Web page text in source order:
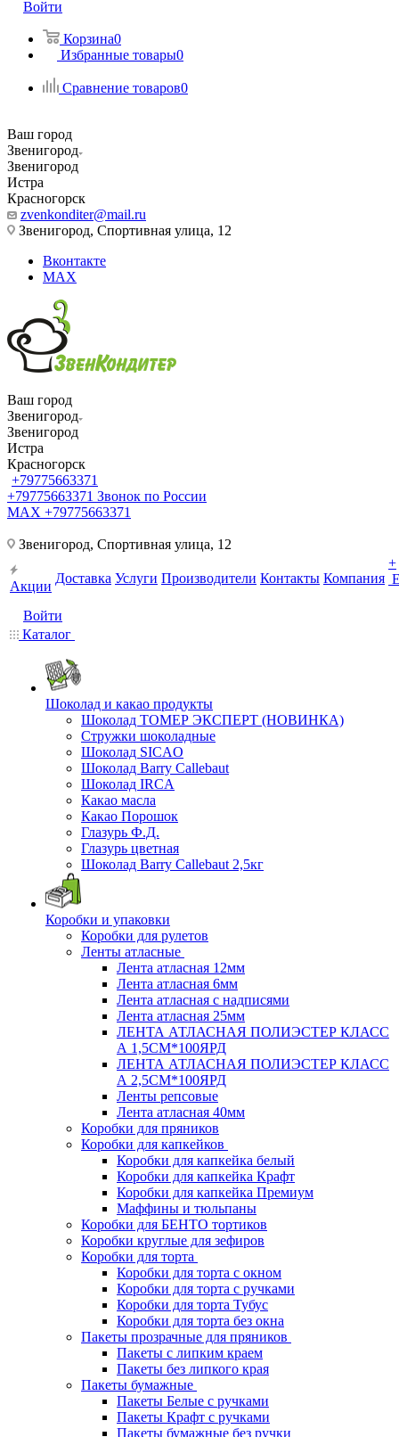
Войти
Корзина0
Избранные товары0
Сравнение товаров0
Ваш город
Звенигород
Звенигород
Истра
Красногорск
zvenkonditer@mail.ru
Звенигород, Спортивная улица, 12
Вконтакте
MAX
Ваш город
Звенигород
Звенигород
Истра
Красногорск
+79775663371
+79775663371 Звонок по России
MAX +79775663371
Звенигород, Спортивная улица, 12
Акции
Доставка Услуги Производители Контакты Компания
+
Войти
Каталог
Шоколад и какао продукты
Шоколад ТОМЕР ЭКСПЕРТ (НОВИНКА)
Стружки шоколадные
Шоколад SICAO
Шоколад Barry Callebaut
Шоколад IRCA
Какао масла
Какао Порошок
Глазурь Ф.Д.
Глазурь цветная
Шоколад Barry Callebaut 2,5кг
Коробки и упаковки
Коробки для рулетов
Ленты атласные
Лента атласная 12мм
Лента атласная 6мм
Лента атласная с надписями
Лента атласная 25мм
ЛЕНТА АТЛАСНАЯ ПОЛИЭСТЕР КЛАСС
А 1,5СМ*100ЯРД
ЛЕНТА АТЛАСНАЯ ПОЛИЭСТЕР КЛАСС
А 2,5СМ*100ЯРД
Ленты репсовые
Лента атласная 40мм
Коробки для пряников
Коробки для капкейков
Коробки для капкейка белый
Коробки для капкейка Крафт
Коробки для капкейка Премиум
Маффины и тюльпаны
Коробки для БЕНТО тортиков
Коробки круглые для зефиров
Коробки для торта
Коробки для торта с окном
Коробки для торта с ручками
Коробки для торта Тубус
Коробки для торта без окна
Пакеты прозрачные для пряников
Пакеты с липким краем
Пакеты без липкого края
Пакеты бумажные
Пакеты Белые с ручками
Пакеты Крафт с ручками
Пакеты бумажные без ручки